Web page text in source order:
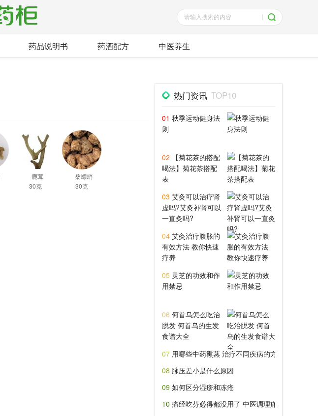
药品说明书 药酒配方 中医养生
鹿茸
30克
桑螵蛸
30克
热门资讯 TOP10
01 秋季运动健身法
则
02
【菊花茶的搭配
喝法】菊花茶搭配
表
03 艾灸可以治疗肾
虚吗?艾灸补肾可以
一直灸吗?
04 艾灸治疗腹胀的
有效方法 教你快速
疗养
05 灵芝的功效和作
用禁忌
06 何首乌怎么吃治
脱发 何首乌的生发
食谱大全
07 用哪些中药熏蒸 治疗不同疾病的方剂介绍
08 脉压差小是什么原因
09 如何区分湿疹和冻疮
10 痛经吃芬必得都没用了 中医调理痛经有技巧